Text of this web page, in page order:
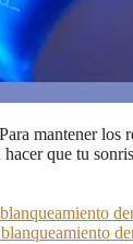
mantener los
que tu
blanqueamiento